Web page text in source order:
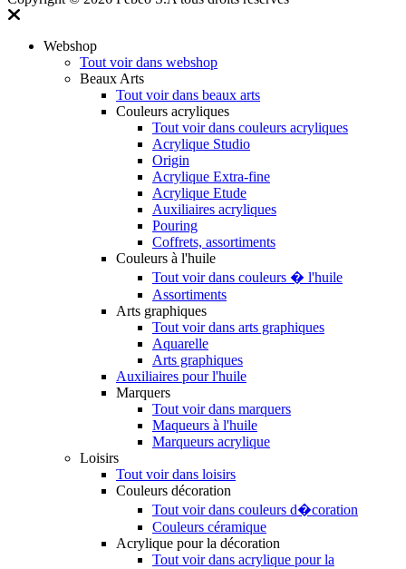
Webshop
Tout voir dans webshop
Beaux Arts
Tout voir dans beaux arts
Couleurs acryliques
Tout voir dans couleurs acryliques
Acrylique Studio
Origin
Acrylique Extra-fine
Acrylique Etude
Auxiliaires acryliques
Pouring
Coffrets, assortiments
Couleurs à l'huile
Tout voir dans couleurs � l'huile
Assortiments
Arts graphiques
Tout voir dans arts graphiques
Aquarelle
Arts graphiques
Auxiliaires pour l'huile
Marquers
Tout voir dans marquers
Maqueurs à l'huile
Marqueurs acrylique
Loisirs
Tout voir dans loisirs
Couleurs décoration
Tout voir dans couleurs d�coration
Couleurs céramique
Acrylique pour la décoration
Tout voir dans acrylique pour la